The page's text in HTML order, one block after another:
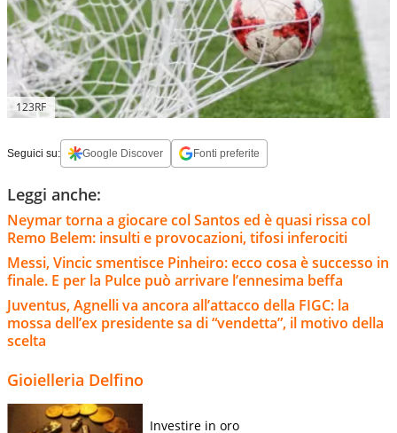
123RF
Seguici su: Google Discover Fonti preferite
Leggi anche:
Neymar torna a giocare col Santos ed è quasi rissa col
Remo Belem: insulti e provocazioni, tifosi inferociti
Messi, Vincic smentisce Pinheiro: ecco cosa è successo in
finale. E per la Pulce può arrivare l’ennesima beffa
Juventus, Agnelli va ancora all’attacco della FIGC: la
mossa dell’ex presidente sa di “vendetta”, il motivo della
scelta
Gioielleria Delfino
Investire in oro